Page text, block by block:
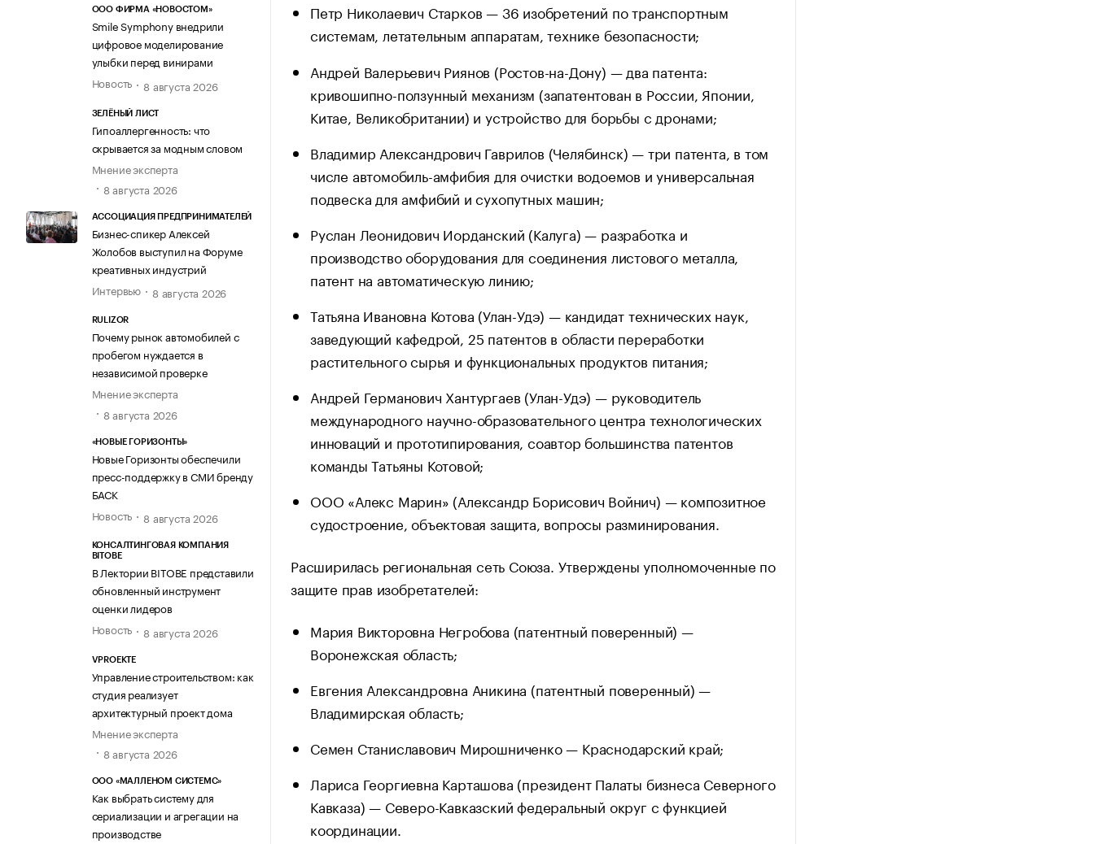
ООО ФИРМА «НОВОСТОМ»
Smile Symphony внедрили
цифровое моделирование
улыбки перед винирами
Новость
8 августа 2026
ЗЕЛЁНЫЙ ЛИСТ
Гипоаллергенность: что
скрывается за модным словом
Мнение эксперта
8 августа 2026
АССОЦИАЦИЯ ПРЕДПРИНИМАТЕЛЕЙ
Бизнес-спикер Алексей
Жолобов выступил на Форуме
креативных индустрий
Интервью
8 августа 2026
RULIZOR
Почему рынок автомобилей с
пробегом нуждается в
независимой проверке
Мнение эксперта
8 августа 2026
«НОВЫЕ ГОРИЗОНТЫ»
Новые Горизонты обеспечили
пресс-поддержку в СМИ бренду
БАСК
Новость
8 августа 2026
КОНСАЛТИНГОВАЯ КОМПАНИЯ
BITOBE
В Лектории BITOBE представили
обновленный инструмент
оценки лидеров
Новость
8 августа 2026
VPROEKTE
Управление строительством: как
студия реализует
архитектурный проект дома
Мнение эксперта
8 августа 2026
ООО «МАЛЛЕНОМ СИСТЕМС»
Как выбрать систему для
сериализации и агрегации на
производстве
Петр Николаевич Старков — 36 изобретений по транспортным
системам, летательным аппаратам, технике безопасности;
Андрей Валерьевич Риянов (Ростов-на-Дону) — два патента:
кривошипно-ползунный механизм (запатентован в России, Японии,
Китае, Великобритании) и устройство для борьбы с дронами;
Владимир Александрович Гаврилов (Челябинск) — три патента, в том
числе автомобиль-амфибия для очистки водоемов и универсальная
подвеска для амфибий и сухопутных машин;
Руслан Леонидович Иорданский (Калуга) — разработка и
производство оборудования для соединения листового металла,
патент на автоматическую линию;
Татьяна Ивановна Котова (Улан-Удэ) — кандидат технических наук,
заведующий кафедрой, 25 патентов в области переработки
растительного сырья и функциональных продуктов питания;
Андрей Германович Хантургаев (Улан-Удэ) — руководитель
международного научно-образовательного центра технологических
инноваций и прототипирования, соавтор большинства патентов
команды Татьяны Котовой;
ООО «Алекс Марин» (Александр Борисович Войнич) — композитное
судостроение, объектовая защита, вопросы разминирования.
Расширилась региональная сеть Союза. Утверждены уполномоченные по
защите прав изобретателей:
Мария Викторовна Негробова (патентный поверенный) —
Воронежская область;
Евгения Александровна Аникина (патентный поверенный) —
Владимирская область;
Семен Станиславович Мирошниченко — Краснодарский край;
Лариса Георгиевна Карташова (президент Палаты бизнеса Северного
Кавказа) — Северо-Кавказский федеральный округ с функцией
координации.